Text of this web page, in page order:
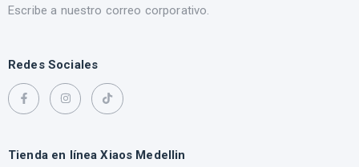
Escribe a nuestro correo corporativo.
Redes Sociales
Tienda en línea Xiaos Medellin